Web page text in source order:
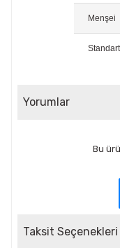
Menşei
Yorumlar
Bu
Taksit Seçenekleri